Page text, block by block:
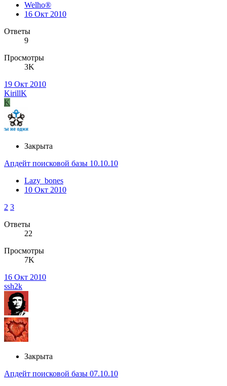
Welho®
16 Окт 2010
Ответы
9
Просмотры
3K
19 Окт 2010
KirillK
K
Закрыта
Апдейт поисковой базы 10.10.10
Lazy_bones
10 Окт 2010
2 3
Ответы
22
Просмотры
7K
16 Окт 2010
ssh2k
Закрыта
Апдейт поисковой базы 07.10.10